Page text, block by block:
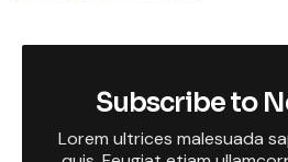
Subscribe to
Lorem ultrices malesuada